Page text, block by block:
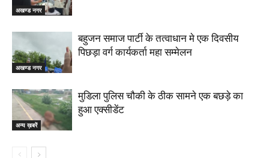
अखण्ड नगर
अखण्ड नगर
बहुजन समाज पार्टी के तत्वाधान मे एक दिवसीय
पिछड़ा वर्ग कार्यकर्ता महा सम्मेलन
अन्य ख़बरें
मुडिला पुलिस चौकी के ठीक सामने एक बछड़े का
हुआ एक्सीडेंट